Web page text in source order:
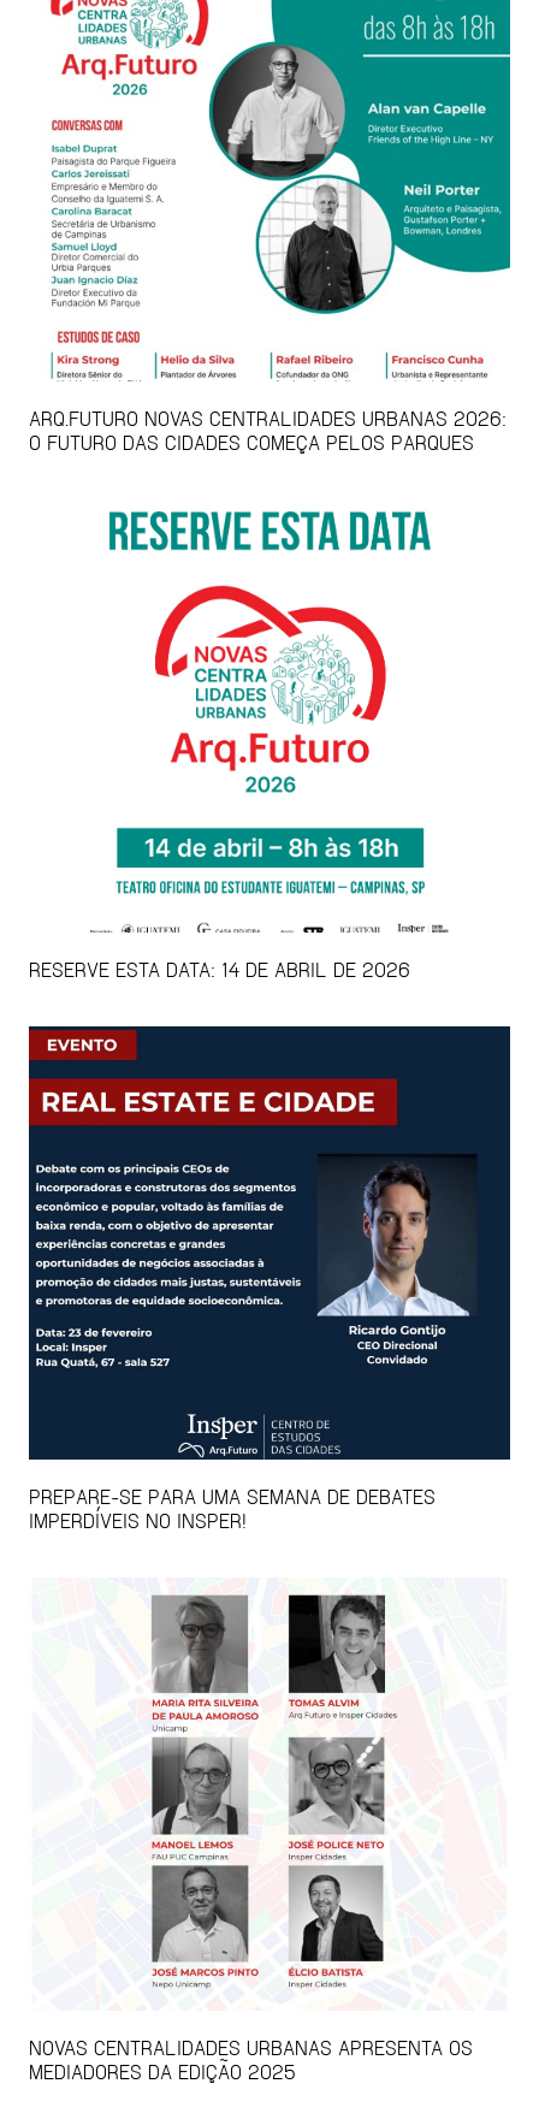
ARQ.FUTURO NOVAS CENTRALIDADES URBANAS 2026:
O FUTURO DAS CIDADES COMEÇA PELOS PARQUES
RESERVE ESTA DATA: 14 DE ABRIL DE 2026
PREPARE-SE PARA UMA SEMANA DE DEBATES
IMPERDÍVEIS NO INSPER!
NOVAS CENTRALIDADES URBANAS APRESENTA OS
MEDIADORES DA EDIÇÃO 2025